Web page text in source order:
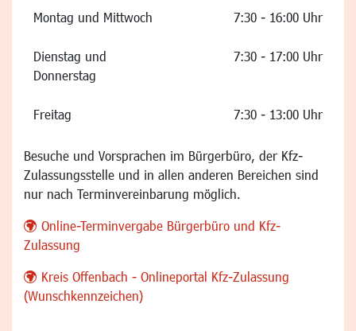
Montag und Mittwoch 7:30 - 16:00 Uhr
Dienstag und
Donnerstag
7:30 - 17:00 Uhr
Freitag 7:30 - 13:00 Uhr
Besuche und Vorsprachen im Bürgerbüro, der Kfz-
Zulassungsstelle und in allen anderen Bereichen sind
nur nach Terminvereinbarung möglich.
Online-Terminvergabe Bürgerbüro und Kfz-
Zulassung
Kreis Offenbach - Onlineportal Kfz-Zulassung
(Wunschkennzeichen)